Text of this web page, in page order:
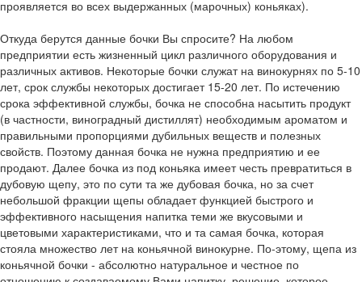
проявляется во всех выдержанных (марочных) коньяках).
Откуда берутся данные бочки Вы спросите? На любом
предприятии есть жизненный цикл различного оборудования и
различных активов. Некоторые бочки служат на винокурнях по 5-10
лет, срок службы некоторых достигает 15-20 лет. По истечению
срока эффективной службы, бочка не способна насытить продукт
(в частности, виноградный дистиллят) необходимым ароматом и
правильными пропорциями дубильных веществ и полезных
свойств. Поэтому данная бочка не нужна предприятию и ее
продают. Далее бочка из под коньяка имеет честь превратиться в
дубовую щепу, это по сути та же дубовая бочка, но за счет
небольшой фракции щепы обладает функцией быстрого и
эффективного насыщения напитка теми же вкусовыми и
цветовыми характеристиками, что и та самая бочка, которая
стояла множество лет на коньячной винокурне. По-этому, щепа из
коньячной бочки - абсолютно натуральное и честное по